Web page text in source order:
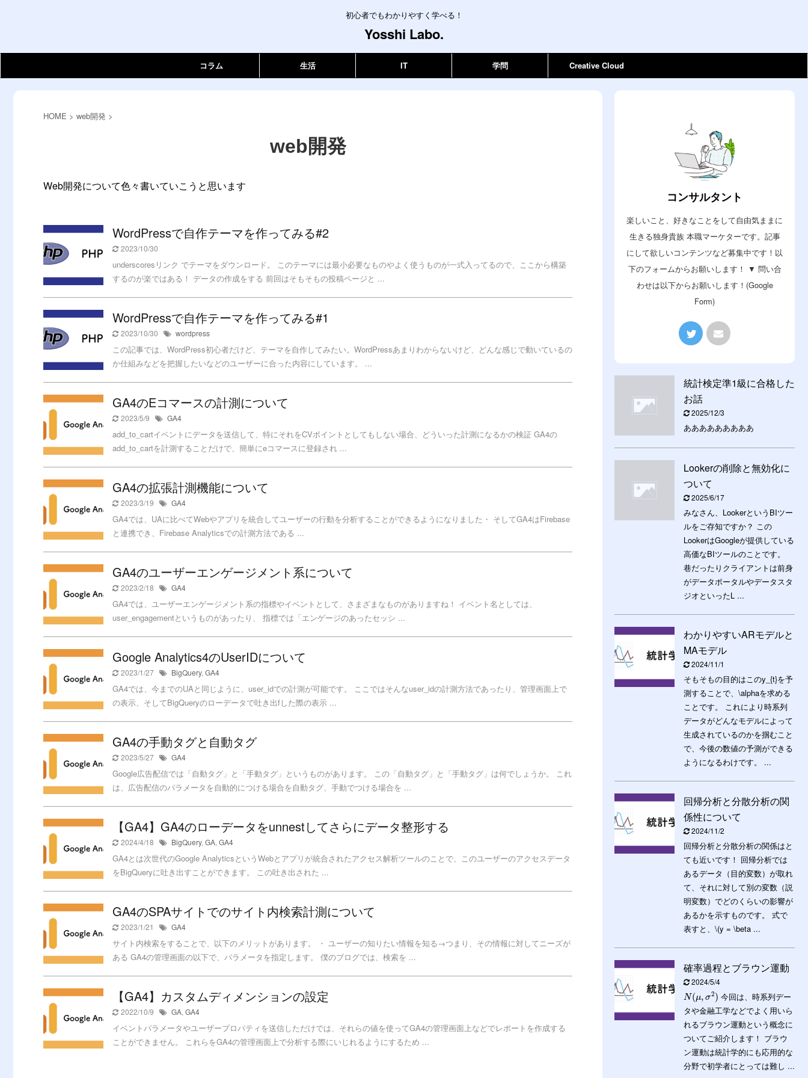
初心者でもわかりやすく学べる！
Yosshi Labo.
コラム 生活 IT 学問 Creative Cloud
HOME > web開発 >
web開発
Web開発について色々書いていこうと思います
WordPressで自作テーマを作ってみる#2
2023/10/30
underscoresリンク でテーマをダウンロード。 このテーマには最小必要なものやよく使うものが一式入ってるので、ここから構築
するのが楽ではある！ データの作成をする 前回はそもそもの投稿ページと ...
WordPressで自作テーマを作ってみる#1
2023/10/30 wordpress
この記事では、WordPress初心者だけど、テーマを自作してみたい。WordPressあまりわからないけど、どんな感じで動いているの
か仕組みなどを把握したいなどのユーザーに合った内容にしています。 ...
GA4のEコマースの計測について
2023/5/9 GA4
add_to_cartイベントにデータを送信して、特にそれをCVポイントとしてもしない場合、どういった計測になるかの検証 GA4の
add_to_cartを計測することだけで、簡単にeコマースに登録され ...
GA4の拡張計測機能について
2023/3/19 GA4
GA4では、UAに比べてWebやアプリを統合してユーザーの行動を分析することができるようになりました・ そしてGA4はFirebase
と連携でき、Firebase Analyticsでの計測方法である ...
GA4のユーザーエンゲージメント系について
2023/2/18 GA4
GA4では、ユーザーエンゲージメント系の指標やイベントとして、さまざまなものがありますね！ イベント名としては、
user_engagementというものがあったり、 指標では「エンゲージのあったセッシ ...
Google Analytics4のUserIDについて
2023/1/27 BigQuery, GA4
GA4では、今までのUAと同じように、user_idでの計測が可能です。 ここではそんなuser_idの計測方法であったり、管理画面上で
の表示、そしてBigQueryのローデータで吐き出fした際の表示 ...
GA4の手動タグと自動タグ
2023/5/27 GA4
Google広告配信では「自動タグ」と「手動タグ」というものがあります。 この「自動タグ」と「手動タグ」は何でしょうか。 これ
は、広告配信のパラメータを自動的につける場合を自動タグ、手動でつける場合を ...
【GA4】GA4のローデータをunnestしてさらにデータ整形する
2024/4/18 BigQuery, GA, GA4
GA4とは次世代のGoogle AnalyticsというWebとアプリが統合されたアクセス解析ツールのことで、このユーザーのアクセスデータ
をBigQueryに吐き出すことができます。 この吐き出された ...
GA4のSPAサイトでのサイト内検索計測について
2023/1/21 GA4
サイト内検索をすることで、以下のメリットがあります。 ・ ユーザーの知りたい情報を知る→つまり、その情報に対してニーズが
ある GA4の管理画面の以下で、パラメータを指定します。 僕のブログでは、検索を ...
【GA4】カスタムディメンションの設定
2022/10/9 GA, GA4
イベントパラメータやユーザープロパティを送信しただけでは、それらの値を使ってGA4の管理画面上などでレポートを作成する
ことができません。 これらをGA4の管理画面上で分析する際にいじれるようにするため ...
コンサルタント
楽しいこと、好きなことをして自由気ままに
生きる独身貴族 本職マーケターです。記事
にして欲しいコンテンツなど募集中です！以
下のフォームからお願いします！ ▼ 問い合
わせは以下からお願いします！(Google
Form)
統計検定準1級に合格した
お話
2025/12/3
あああああああああ
Lookerの削除と無効化に
ついて
2025/6/17
みなさん、LookerというBIツー
ルをご存知ですか？ この
LookerはGoogleが提供している
高価なBIツールのことです。
巷だったりクライアントは前身
がデータポータルやデータスタ
ジオといったL ...
わかりやすいARモデルと
MAモデル
2024/11/1
そもそもの目的はこのy_{t}を予
測することで、\alphaを求める
ことです。 これにより時系列
データがどんなモデルによって
生成されているのかを掴むこと
で、今後の数値の予測ができる
ようになるわけです。 ...
回帰分析と分散分析の関
係性について
2024/11/2
回帰分析と分散分析の関係はと
ても近いです！ 回帰分析では
あるデータ（目的変数）が取れ
て、それに対して別の変数（説
明変数）でどのくらいの影響が
あるかを示すものです。 式で
表すと、\(y = \beta ...
確率過程とブラウン運動
2024/5/4
N (μ, σ2) 今回は、時系列デー
タや金融工学などでよく用いら
れるブラウン運動という概念に
ついてご紹介します！ ブラウ
ン運動は統計学的にも応用的な
分野で初学者にとっては難し ...